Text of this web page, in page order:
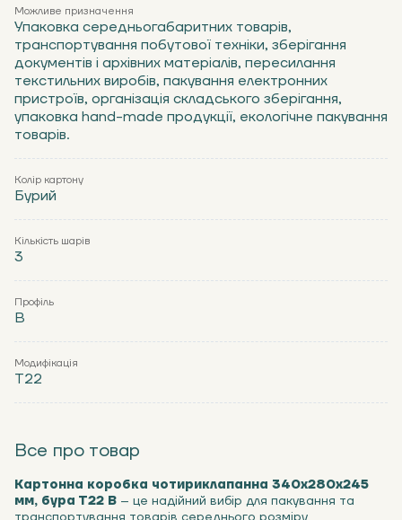
Можливе призначення
Упаковка середньогабаритних товарів,
транспортування побутової техніки, зберігання
документів і архівних матеріалів, пересилання
текстильних виробів, пакування електронних
пристроїв, організація складського зберігання,
упаковка hand-made продукції, екологічне пакування
товарів.
Колір картону
Бурий
Кількість шарів
3
Профіль
В
Модифікація
Т22
Все про товар
Картонна коробка чотириклапанна 340х280х245
мм, бура Т22 В – це надійний вибір для пакування та